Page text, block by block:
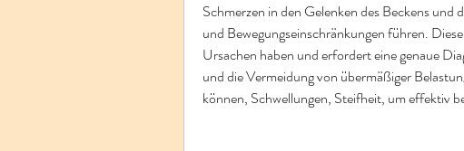
Schmerzen in den Gelenken des Beckens
und Bewegungseinschränkungen führen.
Ursachen haben und erfordert eine genaue
und die Vermeidung von übermäßiger
können, Schwellungen, Steifheit, um effektiv